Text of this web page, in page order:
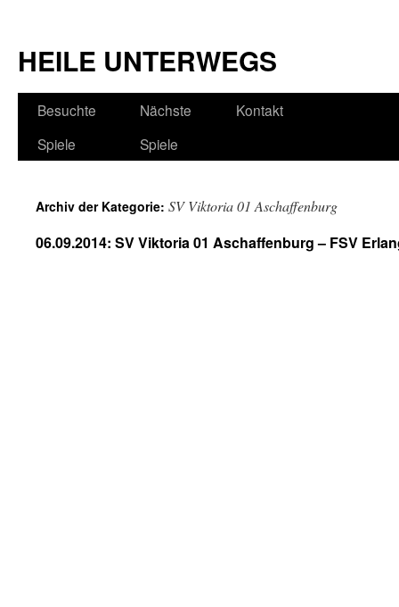
HEILE UNTERWEGS
Besuchte
Spiele
Nächste
Spiele
Kontakt
Archiv der Kategorie: SV Viktoria 01 Aschaffenburg
06.09.2014: SV Viktoria 01 Aschaffenburg – FSV